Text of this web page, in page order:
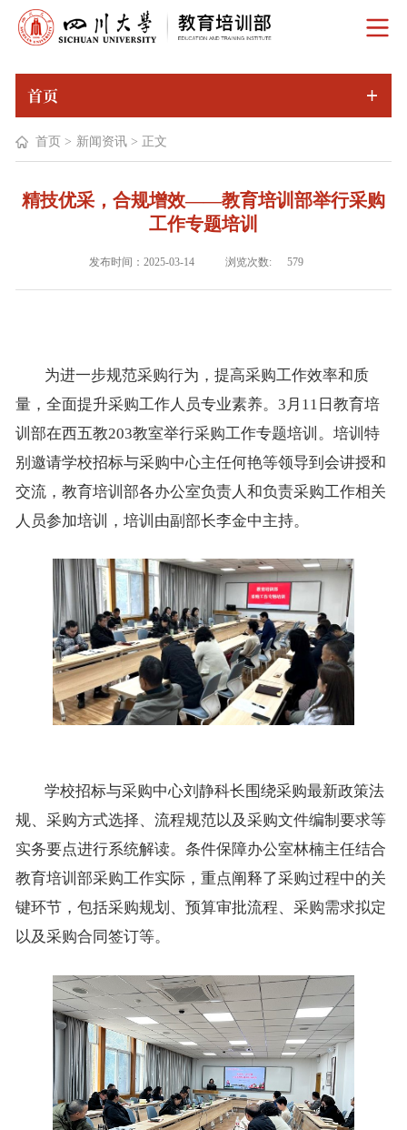
首页
首页 > 新闻资讯 > 正文
精技优采，合规增效——教育培训部举行采购
工作专题培训
发布时间：2025-03-14 浏览次数: 579
为进一步规范采购行为，提高采购工作效率和质
量， 全面提升采购工作人员专业素养。 3 月 11 日教育培
训部在西五教203教室举行采购工作专题培训。培训特
别邀请学校招标与采购中心主任何艳等领导到会讲授和
交流，教育培训部各办公室负责人和负责采购工作相关
人员参加培训，培训由副部长李金中主持。
学校招标与采购中心刘静科长围绕采购最新政策法
规、采购方式选择、流程规范以及采购文件编制要求等
实务要点进行系统解读。条件保障办公室林楠主任结合
教育培训部采购工作实际，重点阐释了采购过程中的关
键环节，包括采购规划、预算审批流程、采购需求拟定
以及采购合同签订等。